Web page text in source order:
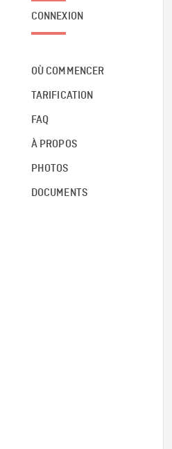
CONNEXION
OÙ COMMENCER
TARIFICATION
FAQ
À PROPOS
PHOTOS
DOCUMENTS